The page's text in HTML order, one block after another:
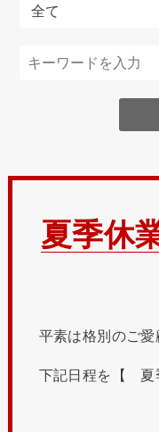
夏季休
平素は格別のご
下記日程を【 夏